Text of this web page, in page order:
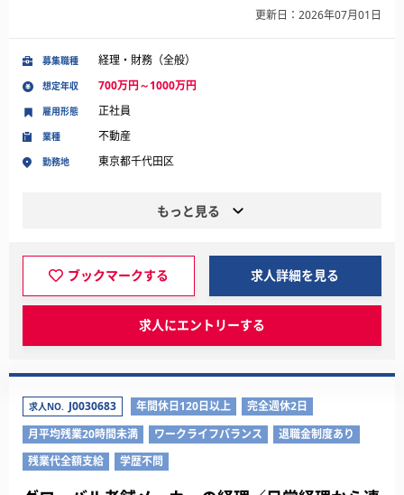
更新日：2026年07月01日
募集職種 経理・財務（全般）
想定年収 700万円～1000万円
業種 不動産
勤務地 東京都千代田区
雇用形態 正社員
もっと見る
ブックマークする 求人詳細を見る
求人にエントリーする
求人NO. J0030683 年間休日120日以上
完全週休2日
月平均残業20時間未満
ワークライフバランス
退職金制度あり
残業代全額支給
学歴不問